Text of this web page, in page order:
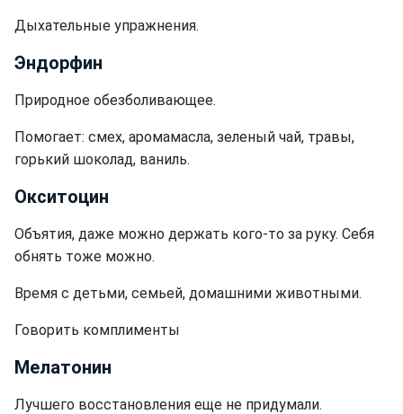
Дыхательные упражнения.
Эндорфин
Природное обезболивающее.
Помогает: смех, аромамасла, зеленый чай, травы,
горький шоколад, ваниль.
Окситоцин
Объятия, даже можно держать кого-то за руку. Себя
обнять тоже можно.
Время с детьми, семьей, домашними животными.
Говорить комплименты
Мелатонин
Лучшего восстановления еще не придумали.